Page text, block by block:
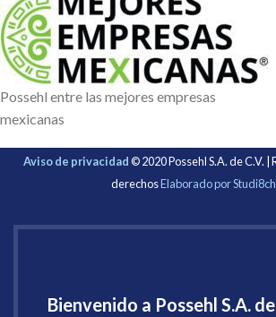
Possehl entre las mejores empresas
mexicanas
Aviso de privacidad© 2020 Possehl S.A. de C.V.
derechosElaborado por
Bienvenido a Possehl S.A.